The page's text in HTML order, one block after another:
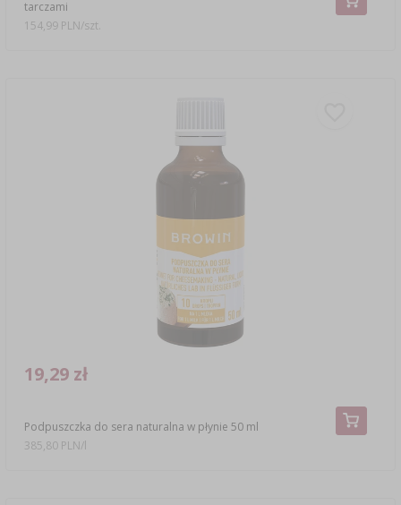
tarczami
154,99 PLN/szt.
Podpuszczka do sera naturalna w płynie 50 ml
19,29 zł
385,80 PLN/l